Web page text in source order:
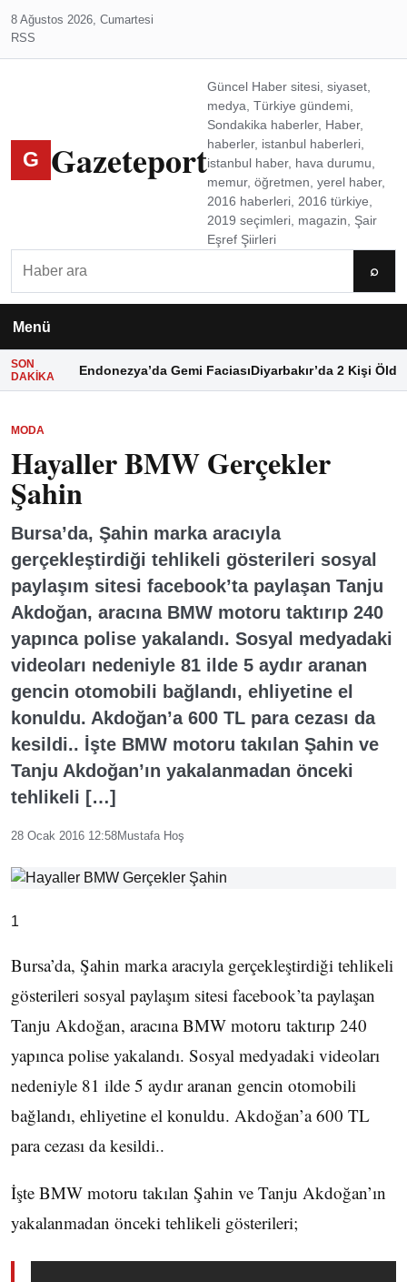
8 Ağustos 2026, Cumartesi
RSS
G Gazeteport
Güncel Haber sitesi, siyaset,
medya, Türkiye gündemi,
Sondakika haberler, Haber,
haberler, istanbul haberleri,
istanbul haber, hava durumu,
memur, öğretmen, yerel haber,
2016 haberleri, 2016 türkiye,
2019 seçimleri, magazin, Şair
Eşref Şiirleri
⌕
Menü
SON
DAKIKA
Endonezya’da Gemi FaciasıDiyarbakır’da 2 Kişi Öldü
MODA
Hayaller BMW Gerçekler
Şahin
Bursa’da, Şahin marka aracıyla
gerçekleştirdiği tehlikeli gösterileri sosyal
paylaşım sitesi facebook’ta paylaşan Tanju
Akdoğan, aracına BMW motoru taktırıp 240
yapınca polise yakalandı. Sosyal medyadaki
videoları nedeniyle 81 ilde 5 aydır aranan
gencin otomobili bağlandı, ehliyetine el
konuldu. Akdoğan’a 600 TL para cezası da
kesildi.. İşte BMW motoru takılan Şahin ve
Tanju Akdoğan’ın yakalanmadan önceki
tehlikeli […]
28 Ocak 2016 12:58Mustafa Hoş
1
Bursa’da, Şahin marka aracıyla gerçekleştirdiği tehlikeli
gösterileri sosyal paylaşım sitesi facebook’ta paylaşan
Tanju Akdoğan, aracına BMW motoru taktırıp 240
yapınca polise yakalandı. Sosyal medyadaki videoları
nedeniyle 81 ilde 5 aydır aranan gencin otomobili
bağlandı, ehliyetine el konuldu. Akdoğan’a 600 TL
para cezası da kesildi..
İşte BMW motoru takılan Şahin ve Tanju Akdoğan’ın
yakalanmadan önceki tehlikeli gösterileri;